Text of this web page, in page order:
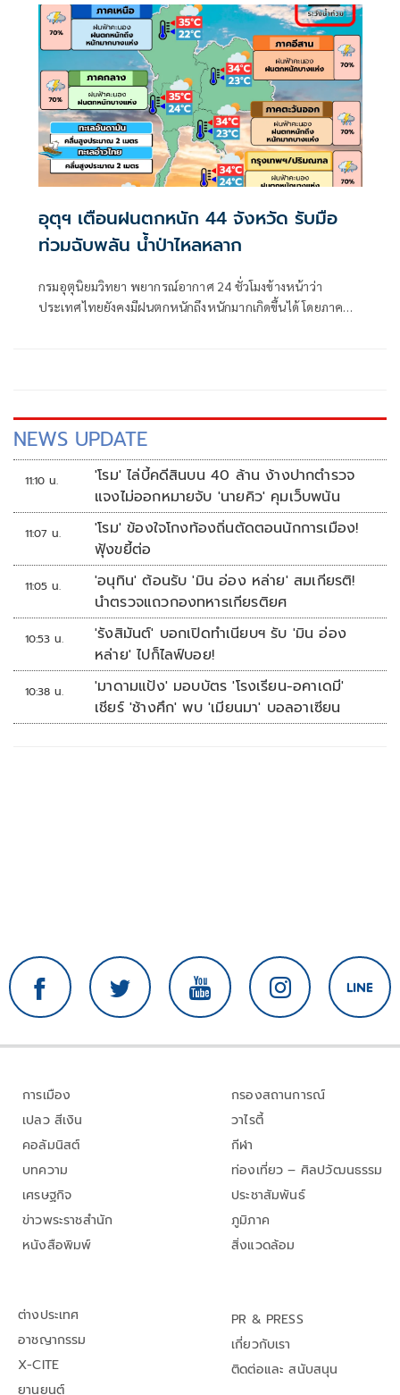
อุตุฯ เตือนฝนตกหนัก 44 จังหวัด รับมือ
ท่วมฉับพลัน น้ำป่าไหลหลาก
กรมอุตุนิยมวิทยา พยากรณ์อากาศ 24 ชั่วโมงข้างหน้าว่า
ประเทศไทยยังคงมีฝนตกหนักถึงหนักมากเกิดขึ้นได้ โดยภาค
NEWS UPDATE
11:10 น.
'โรม' ไล่บี้คดีสินบน 40 ล้าน ง้างปากตำรวจ
แจงไม่ออกหมายจับ 'นายคิว' คุมเว็บพนัน
11:07 น.
'โรม' ข้องใจโกงท้องถิ่นตัดตอนนักการเมือง!
ฟุ้งขยี้ต่อ
11:05 น.
'อนุทิน' ต้อนรับ 'มิน อ่อง หล่าย' สมเกียรติ!
นำตรวจแถวกองทหารเกียรติยศ
10:53 น.
'รังสิมันต์' บอกเปิดทำเนียบฯ รับ 'มิน อ่อง
หล่าย' ไปก็ไลฟ์บอย!
10:38 น.
'มาดามแป้ง' มอบบัตร 'โรงเรียน-อคาเดมี'
เชียร์ 'ช้างศึก' พบ 'เมียนมา' บอลอาเซียน
การเมือง
เปลว สีเงิน
คอลัมนิสต์
บทความ
เศรษฐกิจ
ข่าวพระราชสำนัก
หนังสือพิมพ์
กรองสถานการณ์
วาไรตี้
กีฬา
ท่องเที่ยว – ศิลปวัฒนธรรม
ประชาสัมพันธ์
ภูมิภาค
สิ่งแวดล้อม
ต่างประเทศ
อาชญากรรม
X-CITE
ยานยนต์
PR & PRESS
เกี่ยวกับเรา
ติดต่อและ สนับสนุน